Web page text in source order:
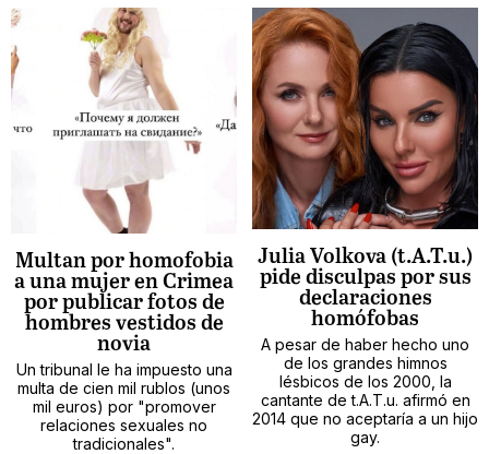
Multan por homofobia
a una mujer en Crimea
por publicar fotos de
hombres vestidos de
novia
Un tribunal le ha impuesto una
multa de cien mil rublos (unos
mil euros) por "promover
relaciones sexuales no
tradicionales".
Julia Volkova (t.A.T.u.)
pide disculpas por sus
declaraciones
homófobas
A pesar de haber hecho uno
de los grandes himnos
lésbicos de los 2000, la
cantante de t.A.T.u. afirmó en
2014 que no aceptaría a un hijo
gay.